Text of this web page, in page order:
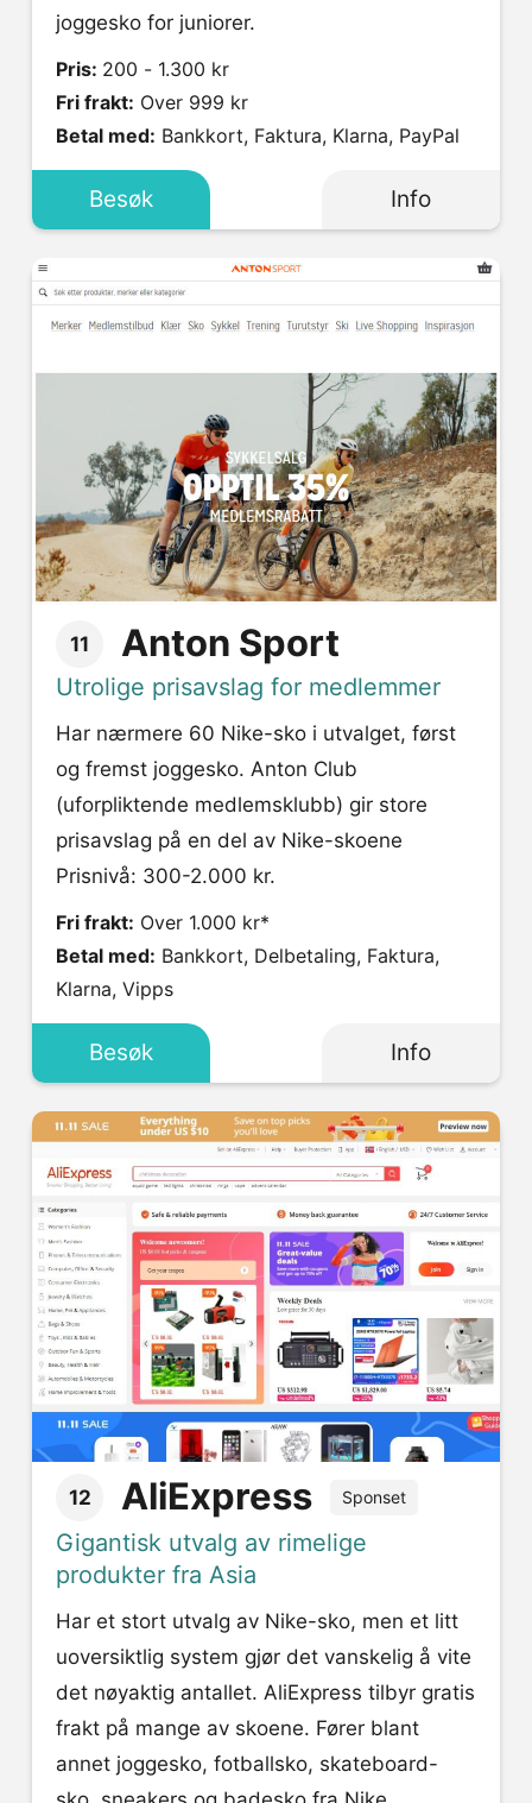
joggesko for juniorer.
Pris: 200 - 1.300 kr
Fri frakt: Over 999 kr
Betal med: Bankkort, Faktura, Klarna, PayPal
Besøk Info
11 Anton Sport
Utrolige prisavslag for medlemmer
Har nærmere 60 Nike-sko i utvalget, først
og fremst joggesko. Anton Club
(uforpliktende medlemsklubb) gir store
prisavslag på en del av Nike-skoene
Prisnivå: 300-2.000 kr.
Fri frakt: Over 1.000 kr*
Betal med:
Klarna, Vipps
Besøk Info
12 AliExpress Sponset
Gigantisk utvalg av rimelige
produkter fra Asia
Har et stort utvalg av Nike-sko, men et litt
uoversiktlig system gjør det vanskelig å vite
det nøyaktig antallet. AliExpress tilbyr gratis
frakt på mange av skoene. Fører blant
annet joggesko, fotballsko, skateboard-